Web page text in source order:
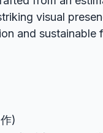
visual
and sustainable
)